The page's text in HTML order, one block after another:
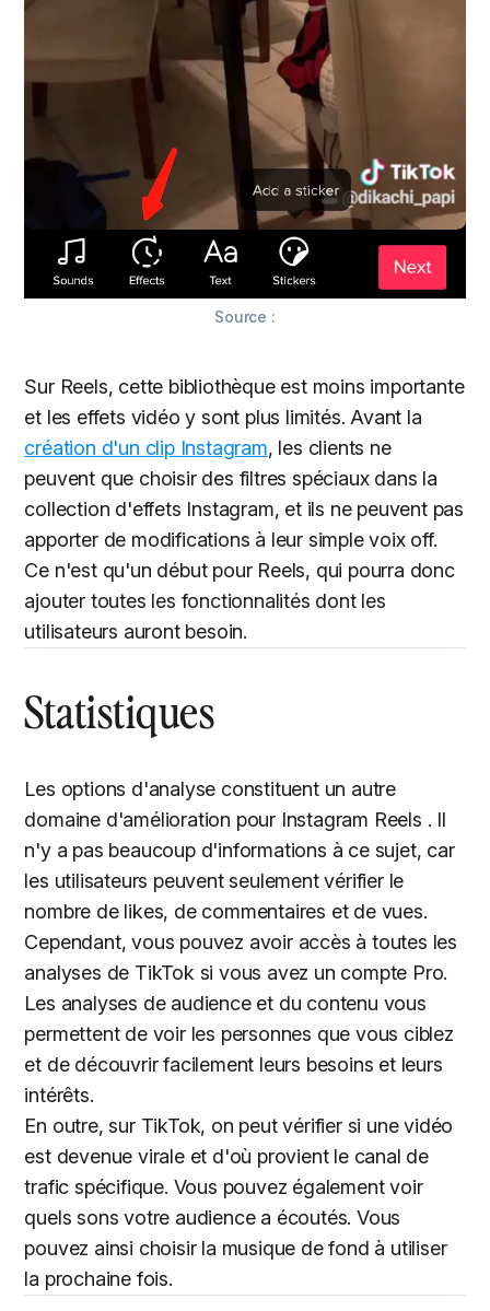
Source :
Sur Reels, cette bibliothèque est moins importante
et les effets vidéo y sont plus limités. Avant la
création d'un clip Instagram, les clients ne
peuvent que choisir des filtres spéciaux dans la
collection d'effets Instagram, et ils ne peuvent pas
apporter de modifications à leur simple voix off.
Ce n'est qu'un début pour Reels, qui pourra donc
ajouter toutes les fonctionnalités dont les
utilisateurs auront besoin.
Statistiques
Les options d'analyse constituent un autre
domaine d'amélioration pour Instagram Reels . Il
n'y a pas beaucoup d'informations à ce sujet, car
les utilisateurs peuvent seulement vérifier le
nombre de likes, de commentaires et de vues.
Cependant, vous pouvez avoir accès à toutes les
analyses de TikTok si vous avez un compte Pro.
Les analyses de audience et du contenu vous
permettent de voir les personnes que vous ciblez
et de découvrir facilement leurs besoins et leurs
intérêts.
En outre, sur TikTok, on peut vérifier si une vidéo
est devenue virale et d'où provient le canal de
trafic spécifique. Vous pouvez également voir
quels sons votre audience a écoutés. Vous
pouvez ainsi choisir la musique de fond à utiliser
la prochaine fois.